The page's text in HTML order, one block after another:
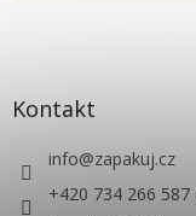
Kontakt
info@zapakuj.cz
+420 734 266 587